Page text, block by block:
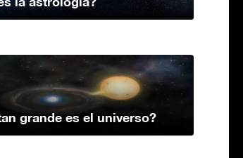
grande es el universo?